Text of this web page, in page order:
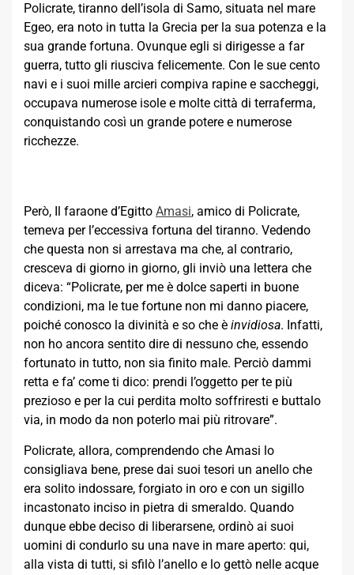
Policrate, tiranno dell’isola di Samo, situata nel mare
Egeo, era noto in tutta la Grecia per la sua potenza e la
sua grande fortuna. Ovunque egli si dirigesse a far
guerra, tutto gli riusciva felicemente. Con le sue cento
navi e i suoi mille arcieri compiva rapine e saccheggi,
occupava numerose isole e molte città di terraferma,
conquistando così un grande potere e numerose
ricchezze.
Però, Il faraone d’Egitto Amasi, amico di Policrate,
temeva per l’eccessiva fortuna del tiranno. Vedendo
che questa non si arrestava ma che, al contrario,
cresceva di giorno in giorno, gli inviò una lettera che
diceva: “Policrate, per me è dolce saperti in buone
condizioni, ma le tue fortune non mi danno piacere,
poiché conosco la divinità e so che è invidiosa. Infatti,
non ho ancora sentito dire di nessuno che, essendo
fortunato in tutto, non sia finito male. Perciò dammi
retta e fa’ come ti dico: prendi l’oggetto per te più
prezioso e per la cui perdita molto soffriresti e buttalo
via, in modo da non poterlo mai più ritrovare”.
Policrate, allora, comprendendo che Amasi lo
consigliava bene, prese dai suoi tesori un anello che
era solito indossare, forgiato in oro e con un sigillo
incastonato inciso in pietra di smeraldo. Quando
dunque ebbe deciso di liberarsene, ordinò ai suoi
uomini di condurlo su una nave in mare aperto: qui,
alla vista di tutti, si sfilò l’anello e lo gettò nelle acque